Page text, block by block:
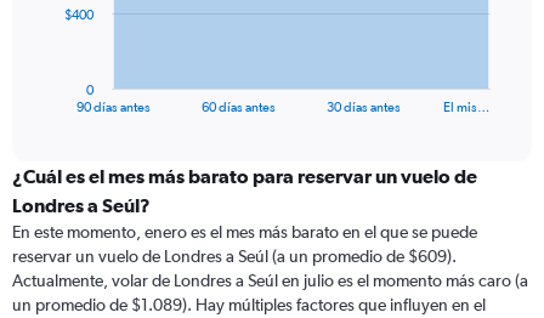
The
categories.
Range:
categories.
The
chart
has
90 días antes 60 días antes 30 días antes El mis…
0
$400
¿Cuál es el mes más barato para reservar un vuelo de
Londres a Seúl?
En este momento, enero es el mes más barato en el que se puede
reservar un vuelo de Londres a Seúl (a un promedio de $609).
Actualmente, volar de Londres a Seúl en julio es el momento más caro (a
un promedio de $1.089). Hay múltiples factores que influyen en el